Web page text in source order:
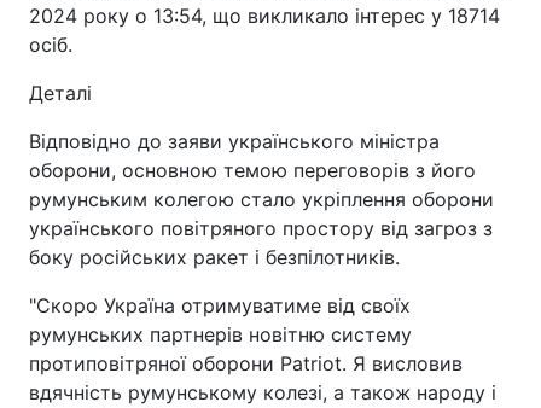
2024 року о 13:54, що викликало інтерес у 18714
осіб.
Деталі
Відповідно до заяви українського міністра
оборони, основною темою переговорів з його
румунським колегою стало укріплення оборони
українського повітряного простору від загроз з
боку російських ракет і безпілотників.
"Скоро Україна отримуватиме від своїх
румунських партнерів новітню систему
протиповітряної оборони Patriot. Я висловив
вдячність румунському колезі, а також народу і